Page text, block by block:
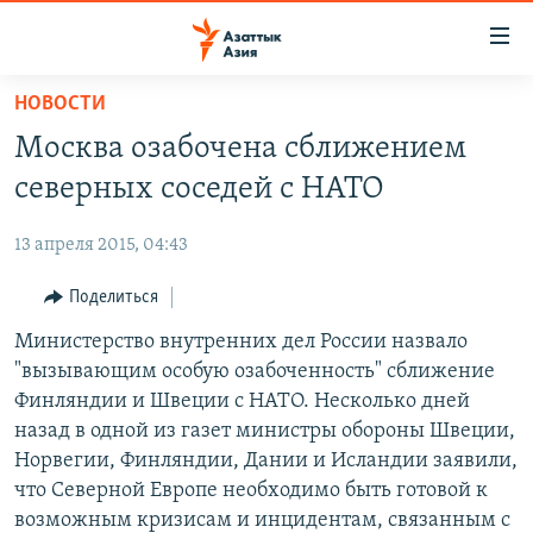
Вернуться
основному
содержанию
Вернутся
навигации
Вернутся
поиску
ЦЕНТРАЛЬНАЯ АЗИЯ
УЗБЕКИСТАН
ТАДЖИКИСТАН
ВОЙНА В УКРАИНЕ
НА ДРУГИХ ЯЗЫКАХ
ҚАЗАҚША
КЫРГЫЗЧА
ТОҶИКӢ
TÜRKMENÇE
Все сайты РСЕ/РС
НОВОСТИ
Москва озабочена сближением
северных соседей с НАТО
13 апреля 2015, 04:43
Поделиться
Министерство внутренних дел России назвало
"вызывающим особую озабоченность" сближение
Финляндии и Швеции с НАТО. Несколько дней
назад в одной из газет министры обороны Швеции,
Норвегии, Финляндии, Дании и Исландии заявили,
что Северной Европе необходимо быть готовой к
возможным кризисам и инцидентам, связанным с